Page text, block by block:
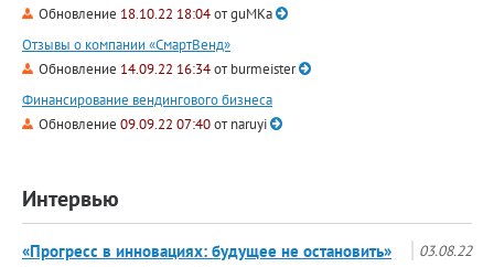
Обновление 18.10.22 18:04отguMKa
Отзывы о компании «СмартВенд»
Обновление 14.09.22 16:34отburmeister
Финансирование вендингового бизнеса
Обновление 09.09.22 07:40отnaruyi
Интервью
03.08.22
«Прогресс в инновациях: будущее не остановить»